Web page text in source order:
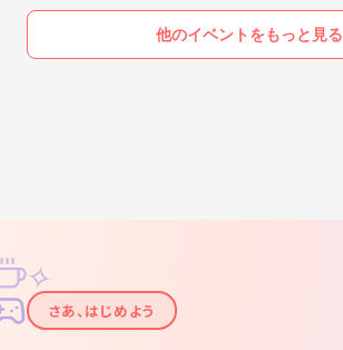
他のイベントをもっと見る
✦
✧
さあ、はじめよう